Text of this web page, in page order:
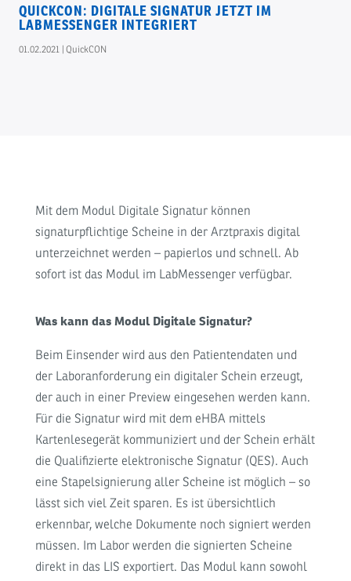
QUICKCON: DIGITALE SIGNATUR JETZT IM
LABMESSENGER INTEGRIERT
01.02.2021 QuickCON
Mit dem Modul Digitale Signatur können
signaturpflichtige Scheine in der Arztpraxis digital
unterzeichnet werden – papierlos und schnell. Ab
sofort ist das Modul im LabMessenger verfügbar.
Was kann das Modul Digitale Signatur?
Beim Einsender wird aus den Patientendaten und
der Laboranforderung ein digitaler Schein erzeugt,
der auch in einer Preview eingesehen werden kann.
Für die Signatur wird mit dem eHBA mittels
Kartenlesegerät kommuniziert und der Schein erhält
die Qualifizierte elektronische Signatur (QES). Auch
eine Stapelsignierung aller Scheine ist möglich – so
lässt sich viel Zeit sparen. Es ist übersichtlich
erkennbar, welche Dokumente noch signiert werden
müssen. Im Labor werden die signierten Scheine
direkt in das LIS exportiert. Das Modul kann sowohl